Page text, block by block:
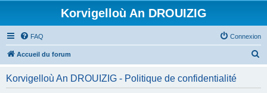
Korvigelloù An DROUIZIG
FAQ Connexion
Accueil du forum
Korvigelloù An DROUIZIG - Politique de confidentialité